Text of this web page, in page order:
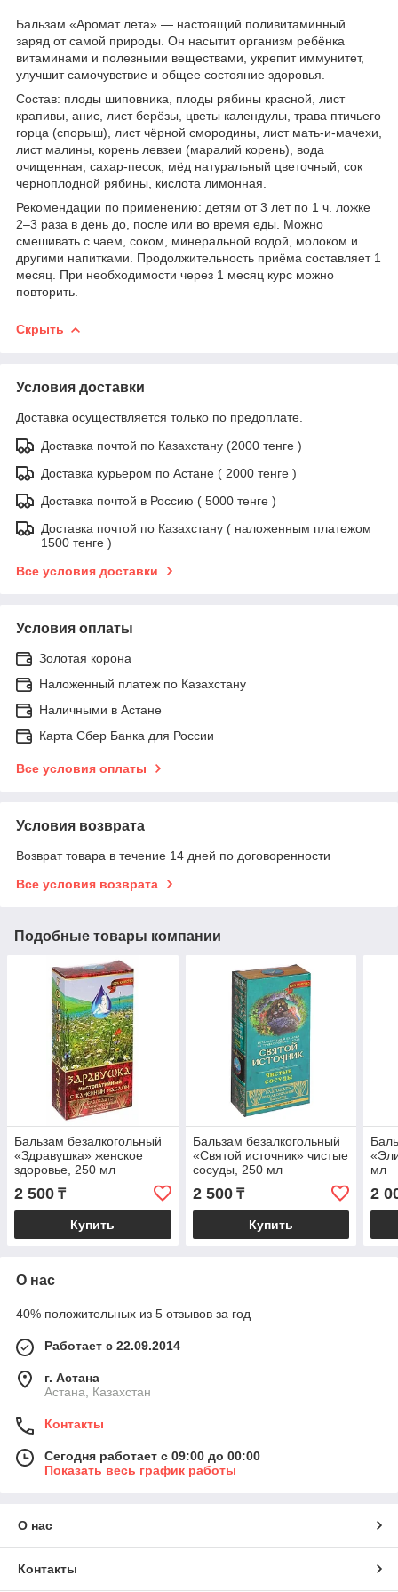
Бальзам «Аромат лета» — настоящий поливитаминный
заряд от самой природы. Он насытит организм ребёнка
витаминами и полезными веществами, укрепит иммунитет,
улучшит самочувствие и общее состояние здоровья.
Состав: плоды шиповника, плоды рябины красной, лист
крапивы, анис, лист берёзы, цветы календулы, трава птичьего
горца (спорыш), лист чёрной смородины, лист мать-и-мачехи,
лист малины, корень левзеи (маралий корень), вода
очищенная, сахар-песок, мёд натуральный цветочный, сок
черноплодной рябины, кислота лимонная.
Рекомендации по применению: детям от 3 лет по 1 ч. ложке
2–3 раза в день до, после или во время еды. Можно
смешивать с чаем, соком, минеральной водой, молоком и
другими напитками. Продолжительность приёма составляет 1
месяц. При необходимости через 1 месяц курс можно
повторить.
Скрыть
Условия доставки
Доставка осуществляется только по предоплате.
Доставка почтой по Казахстану (2000 тенге )
Доставка курьером по Астане ( 2000 тенге )
Доставка почтой в Россию ( 5000 тенге )
Доставка почтой по Казахстану ( наложенным платежом
1500 тенге )
Все условия доставки
Условия оплаты
Золотая корона
Наложенный платеж по Казахстану
Наличными в Астане
Карта Сбер Банка для России
Все условия оплаты
Условия возврата
Возврат товара в течение 14 дней по договоренности
Все условия возврата
Подобные товары компании
Бальзам безалкогольный
«Здравушка» женское
здоровье, 250 мл
2 500 ₸
Купить
Бальзам безалкогольный
«Святой источник» чистые
сосуды, 250 мл
2 500₸
Купить
мл
2
О нас
40% положительных из 5 отзывов за год
Работает с 22.09.2014
г. Астана
Астана, Казахстан
Контакты
Сегодня работает с 09:00 до 00:00
Показать весь график работы
О нас
Контакты